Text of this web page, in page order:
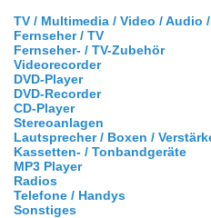
TV / Multimedia / Video / Audio
Fernseher / TV
Fernseher- / TV-Zubehör
Videorecorder
DVD-Player
DVD-Recorder
CD-Player
Stereoanlagen
Lautsprecher / Boxen /
Kassetten- / Tonbandgeräte
MP3 Player
Radios
Telefone / Handys
Sonstiges